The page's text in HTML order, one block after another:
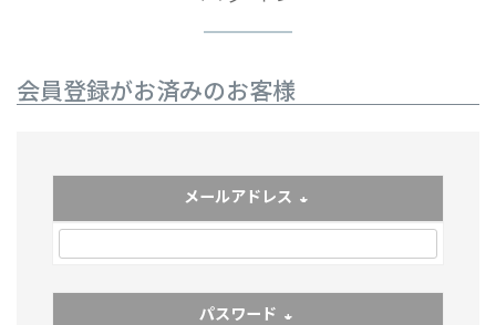
会員登録がお済みのお客様
メールアドレス
(必須)
パスワード